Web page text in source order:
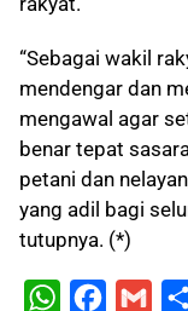
“Sebagai wakil
mendengar dan
mengawal agar
benar tepat
petani dan
yang adil bagi
tutupnya. (*)
W